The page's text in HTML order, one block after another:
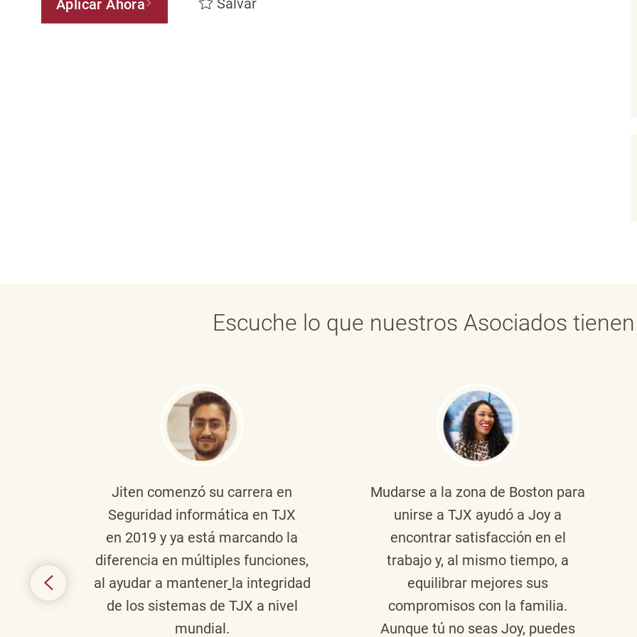
Aplicar Ahora Salvar
Escuche lo que nuestros Asociados
Jiten comenzó su carrera en
Seguridad informática en TJX
en 2019 y ya está marcando la
diferencia en múltiples funciones,
al ayudar a mantener la integridad
de los sistemas de TJX a nivel
mundial.
Mudarse a la zona de Boston para
unirse a TJX ayudó a Joy a
encontrar satisfacción en el
trabajo y, al mismo tiempo, a
equilibrar mejores sus
compromisos con la familia.
Aunque tú no seas Joy, puedes